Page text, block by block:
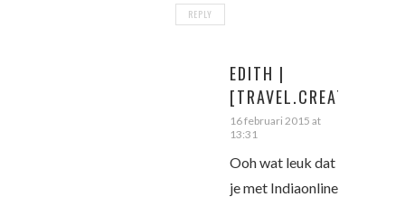
REPLY
EDITH |
16 februari 2015 at
13:31
Ooh wat leuk dat
je met Indiaonline